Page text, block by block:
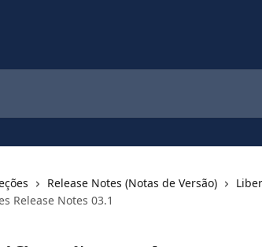
Release Notes (Notas de Versão)
Release Notes 03.1